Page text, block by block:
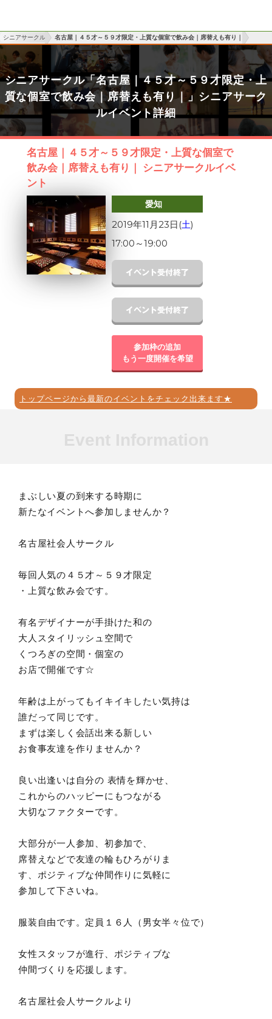
シニアサークル 名古屋｜４５才～５９才限定・上質な個室で飲み会｜席替えも有り｜
シニアサークル「名古屋｜４５才～５９才限定・上
質な個室で飲み会｜席替えも有り｜」シニアサーク
ルイベント詳細
名古屋｜４５才～５９才限定・上質な個室で
飲み会｜席替えも有り｜ シニアサークルイベ
ント
愛知
2019年11月23日(土)
17:00 ～19:00
参加枠の追加
もう一度開催を希望
トップページから最新のイベントをチェック出来ます★
まぶしい夏の到来する時期に
新たなイベントへ参加しませんか？
名古屋社会人サークル
毎回人気の４５才～５９才限定
・上質な飲み会です。
有名デザイナーが手掛けた和の
大人スタイリッシュ空間で
くつろぎの空間・個室の
お店で開催です☆
年齢は上がってもイキイキしたい気持は
誰だって同じです。
まずは楽しく会話出来る新しい
お食事友達を作りませんか？
良い出逢いは自分の 表情を輝かせ、
これからのハッピーにもつながる
大切なファクターです。
大部分が一人参加、初参加で、
席替えなどで友達の輪もひろがりま
す、ポジティブな仲間作りに気軽に
参加して下さいね。
服装自由です。定員１６人（男女半々位で）
女性スタッフが進行、ポジティブな
仲間づくりを応援します。
名古屋社会人サークルより